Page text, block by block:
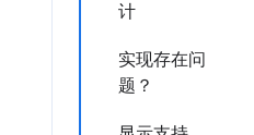
计
实现存在问
题？